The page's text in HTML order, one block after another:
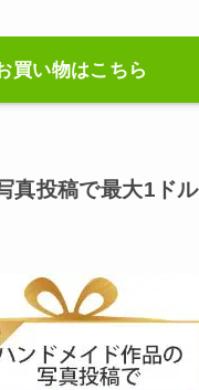
買い物はこちら
真投稿で最大1ド